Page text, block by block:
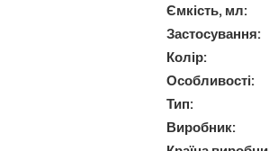
Ємкість, мл:
Застосування:
Колір:
Особливості:
Тип:
Виробник: